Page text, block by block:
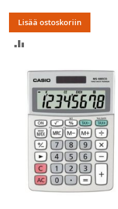
Lisää ostoskoriin